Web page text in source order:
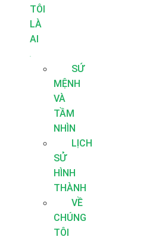
TÔI
LÀ
AI
SỨ
MỆNH
VÀ
TẦM
NHÌN
LỊCH
SỬ
HÌNH
THÀNH
VỀ
CHÚNG
TÔI